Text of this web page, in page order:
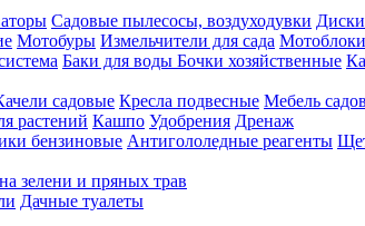
Садовые пылесосы, воздуходувки
Мотобуры Измельчители для сада Мотоблоки
Баки для воды Бочки хозяйственные
садовые Кресла подвесные Мебель
растений Кашпо Удобрения Дренаж
бензиновые Антигололедные реагенты
зелени и пряных трав
Дачные туалеты